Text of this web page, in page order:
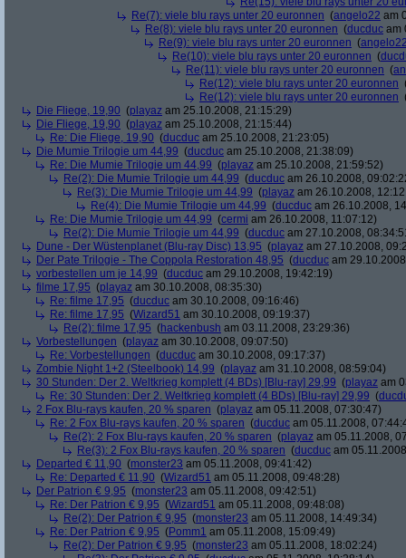
Re(7): viele blu rays unter 20 euronnen (angelo22 am
Re(8): viele blu rays unter 20 euronnen (ducduc am
Re(9): viele blu rays unter 20 euronnen (
Re(10): viele blu rays unter 20 euronnen (
Re(11): viele blu rays unter 20 euronnen (
Re(12): viele blu rays unter 20 euronnen
Re(12): viele blu rays unter 20 euronnen
Die Fliege, 19,90 (playaz am 25.10.2008, 21:15:29)
Die Fliege, 19,90 (playaz am 25.10.2008, 21:15:44)
Re: Die Fliege, 19,90 (ducduc am 25.10.2008, 21:23:05)
Die Mumie Trilogie um 44,99 (ducduc am 25.10.2008, 21:38:09)
Re: Die Mumie Trilogie um 44,99 (playaz am 25.10.2008, 21:59:52)
Re(2): Die Mumie Trilogie um 44,99 (ducduc am 26.10.2008,
Re(3): Die Mumie Trilogie um 44,99 (playaz am 26.10.2008,
Re(4): Die Mumie Trilogie um 44,99 (ducduc am 26.10.2008,
Re: Die Mumie Trilogie um 44,99 (cermi am 26.10.2008, 11:07:12)
Re(2): Die Mumie Trilogie um 44,99 (ducduc am 27.10.2008,
Dune - Der Wüstenplanet (Blu-ray Disc) 13,95 (playaz am 27.10.2008,
Der Pate Trilogie - The Coppola Restoration 48,95 (ducduc am
vorbestellen um je 14,99 (ducduc am 29.10.2008, 19:42:19)
filme 17,95 (playaz am 30.10.2008, 08:35:30)
Re: filme 17,95 (ducduc am 30.10.2008, 09:16:46)
Re: filme 17,95 (Wizard51 am 30.10.2008, 09:19:37)
Re(2): filme 17,95 (hackenbush am 03.11.2008, 23:29:36)
Vorbestellungen (playaz am 30.10.2008, 09:07:50)
Re: Vorbestellungen (ducduc am 30.10.2008, 09:17:37)
Zombie Night 1+2 (Steelbook) 14,99 (playaz am 31.10.2008, 08:59:04)
30 Stunden: Der 2. Weltkrieg komplett (4 BDs) [Blu-ray] 29,99 (playaz am
Re: 30 Stunden: Der 2. Weltkrieg komplett (4 BDs) [Blu-ray] 29,99 (
2 Fox Blu-rays kaufen, 20 % sparen (playaz am 05.11.2008, 07:30:47)
Re: 2 Fox Blu-rays kaufen, 20 % sparen (ducduc am 05.11.2008,
Re(2): 2 Fox Blu-rays kaufen, 20 % sparen (playaz am 05.11.2008,
Re(3): 2 Fox Blu-rays kaufen, 20 % sparen (ducduc am
Departed € 11,90 (monster23 am 05.11.2008, 09:41:42)
Re: Departed € 11,90 (Wizard51 am 05.11.2008, 09:48:28)
Der Patrion € 9,95 (monster23 am 05.11.2008, 09:42:51)
Re: Der Patrion € 9,95 (Wizard51 am 05.11.2008, 09:48:08)
Re(2): Der Patrion € 9,95 (monster23 am 05.11.2008, 14:49:34)
Re: Der Patrion € 9,95 (Pomm1 am 05.11.2008, 15:09:49)
Re(2): Der Patrion € 9,95 (monster23 am 05.11.2008, 18:02:24)